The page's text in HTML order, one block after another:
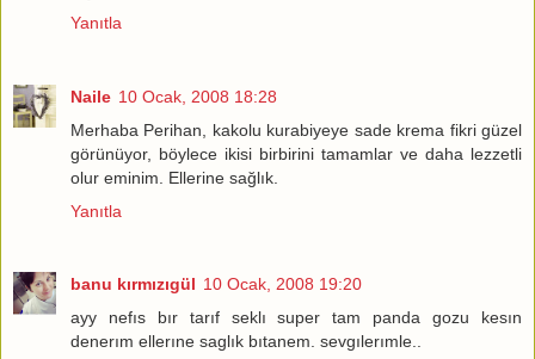
Yanıtla
Naile 10 Ocak, 2008 18:28
Merhaba Perihan, kakolu kurabiyeye sade krema fikri güzel
görünüyor, böylece ikisi birbirini tamamlar ve daha lezzetli
olur eminim. Ellerine sağlık.
Yanıtla
banu kırmızıgül 10 Ocak, 2008 19:20
ayy nefıs bır tarıf seklı super tam panda gozu kesın
denerım ellerıne saglık bıtanem. sevgılerımle..